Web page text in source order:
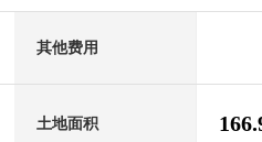
其他费用
土地面积